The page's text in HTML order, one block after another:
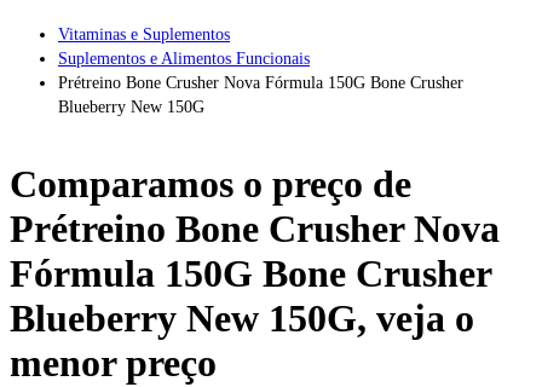
Vitaminas e Suplementos
Suplementos e Alimentos Funcionais
Prétreino Bone Crusher Nova Fórmula 150G Bone Crusher
Blueberry New 150G
Comparamos o preço de
Prétreino Bone Crusher Nova
Fórmula 150G Bone Crusher
Blueberry New 150G, veja o
menor preço